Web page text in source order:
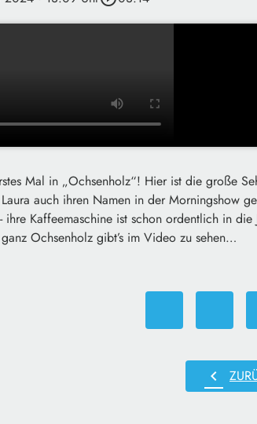
Mal in „Ochsenholz“! Hier ist die große
auch ihren Namen in der Morningshow
ihre Kaffeemaschine ist schon ordentlich in
Ochsenholz gibt’s im Video zu sehen…
chevron_left